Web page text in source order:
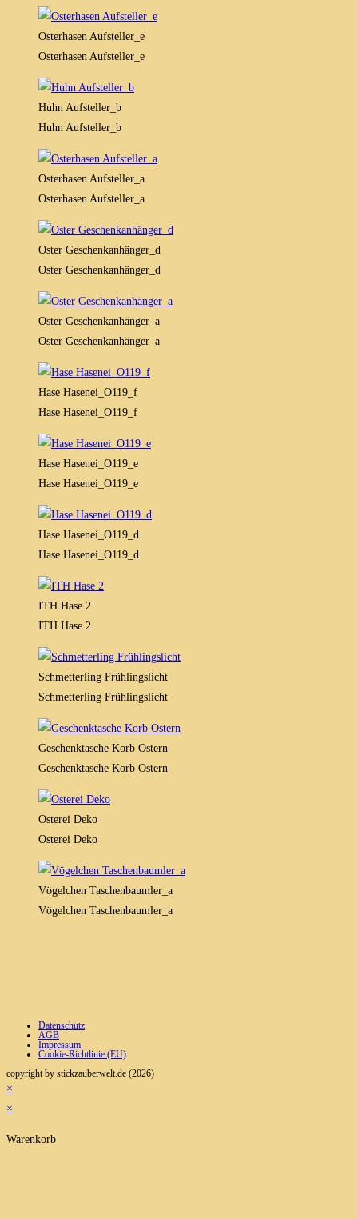
Osterhasen Aufsteller_e
Osterhasen Aufsteller_e
Huhn Aufsteller_b
Huhn Aufsteller_b
Osterhasen Aufsteller_a
Osterhasen Aufsteller_a
Oster Geschenkanhänger_d
Oster Geschenkanhänger_d
Oster Geschenkanhänger_a
Oster Geschenkanhänger_a
Hase Hasenei_O119_f
Hase Hasenei_O119_f
Hase Hasenei_O119_e
Hase Hasenei_O119_e
Hase Hasenei_O119_d
Hase Hasenei_O119_d
ITH Hase 2
ITH Hase 2
Schmetterling Frühlingslicht
Schmetterling Frühlingslicht
Geschenktasche Korb Ostern
Geschenktasche Korb Ostern
Osterei Deko
Osterei Deko
Vögelchen Taschenbaumler_a
Vögelchen Taschenbaumler_a
Datenschutz
AGB
Impressum
Cookie-Richtlinie (EU)
copyright by stickzauberwelt.de (2026)
×
×
Warenkorb